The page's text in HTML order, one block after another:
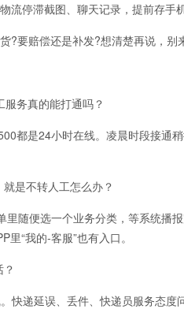
滞截图、聊天记录，提前存手机
赔偿还是补发?想清楚再说，别来
务真的能打通吗？
是24小时在线。凌晨时段接通
是不转人工怎么办？
便选一个业务分类，等系统播
“我的-客服”也有入口。
递延误、丢件、快递员服务态度